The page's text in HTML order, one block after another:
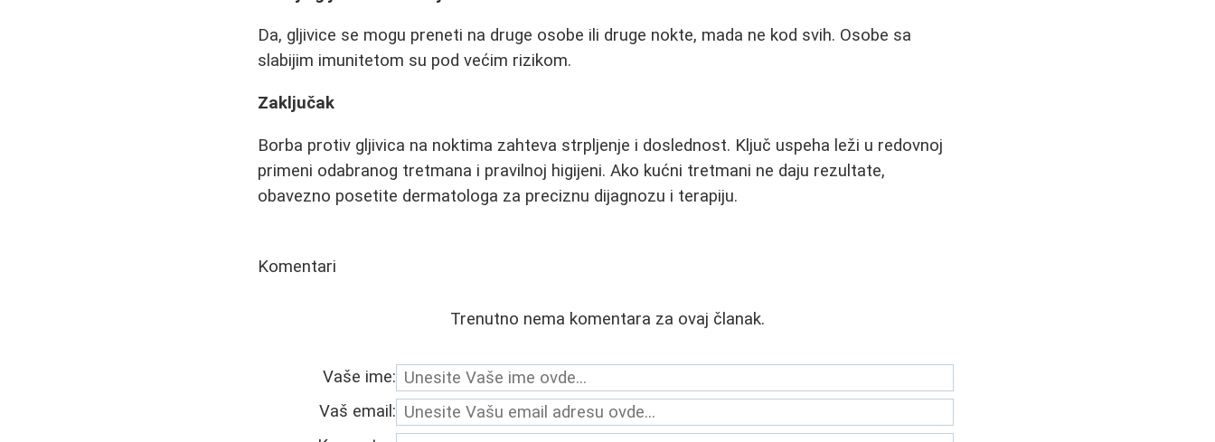
Da, gljivice se mogu preneti na druge osobe ili druge nokte, mada ne kod svih. Osobe sa
slabijim imunitetom su pod većim rizikom.
Zaključak
Borba protiv gljivica na noktima zahteva strpljenje i doslednost. Ključ uspeha leži u redovnoj
primeni odabranog tretmana i pravilnoj higijeni. Ako kućni tretmani ne daju rezultate,
obavezno posetite dermatologa za preciznu dijagnozu i terapiju.
Komentari
Trenutno nema komentara za ovaj članak.
Vaše ime:
Vaš email: